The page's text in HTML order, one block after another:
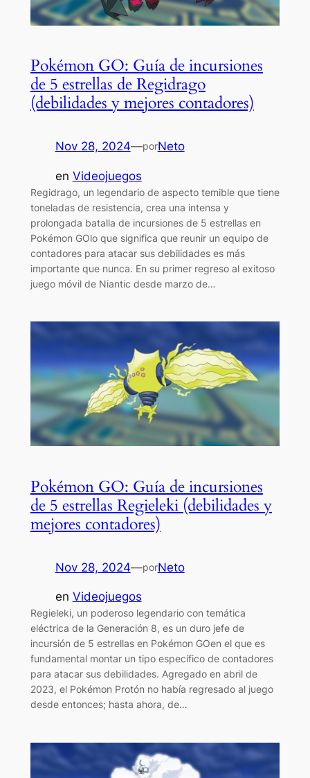
Pokémon GO: Guía de incursiones
de 5 estrellas de Regidrago
(debilidades y mejores contadores)
Nov 28, 2024—porNeto
en Videojuegos
Regidrago, un legendario de aspecto temible que tiene
toneladas de resistencia, crea una intensa y
prolongada batalla de incursiones de 5 estrellas en
Pokémon GOlo que significa que reunir un equipo de
contadores para atacar sus debilidades es más
importante que nunca. En su primer regreso al exitoso
juego móvil de Niantic desde marzo de…
Pokémon GO: Guía de incursiones
de 5 estrellas Regieleki (debilidades y
mejores contadores)
Nov 28, 2024—porNeto
en Videojuegos
Regieleki, un poderoso legendario con temática
eléctrica de la Generación 8, es un duro jefe de
incursión de 5 estrellas en Pokémon GOen el que es
fundamental montar un tipo específico de contadores
para atacar sus debilidades. Agregado en abril de
2023, el Pokémon Protón no había regresado al juego
desde entonces; hasta ahora, de…